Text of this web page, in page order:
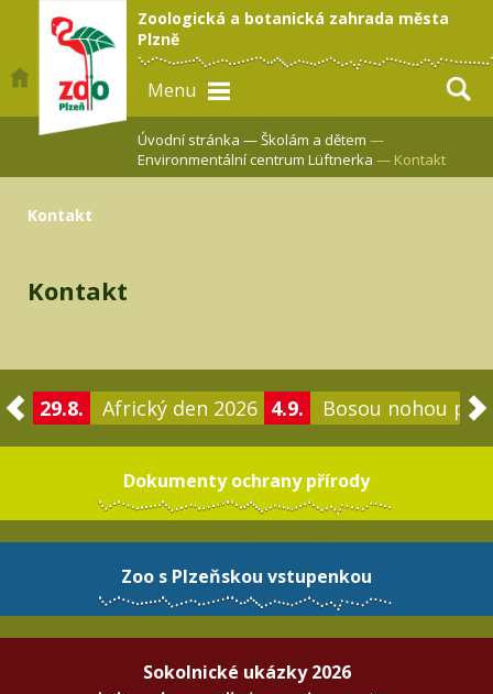
Zoologická a botanická zahrada města
Plzně
Menu
Úvodní stránka —Školám a dětem —
Environmentální centrum Lüftnerka — Kontakt
Kontakt
Kontakt
29.8. Africký den 2026 4.9. Bosou nohou po
Dokumenty ochrany přírody
Zoo s Plzeňskou vstupenkou
Sokolnické ukázky 2026